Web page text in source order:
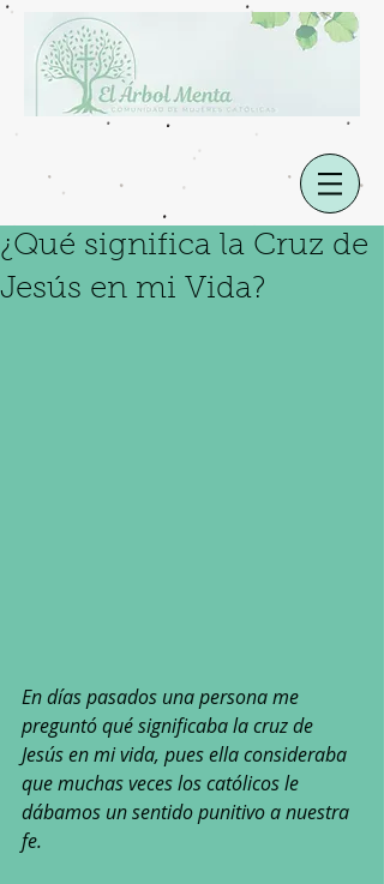
¿Qué significa la Cruz de
Jesús en mi Vida?
En días pasados una persona me
preguntó qué significaba la cruz de
Jesús en mi vida, pues ella consideraba
que muchas veces los católicos le
dábamos un sentido punitivo a nuestra
fe.